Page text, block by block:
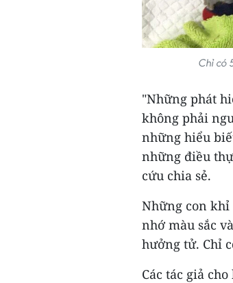
Chỉ có
"Những phát
không phải
những hiểu
những điều
cứu chia sẻ.
Những con khỉ
nhớ màu sắc
hưởng tử. Chỉ
Các tác giả